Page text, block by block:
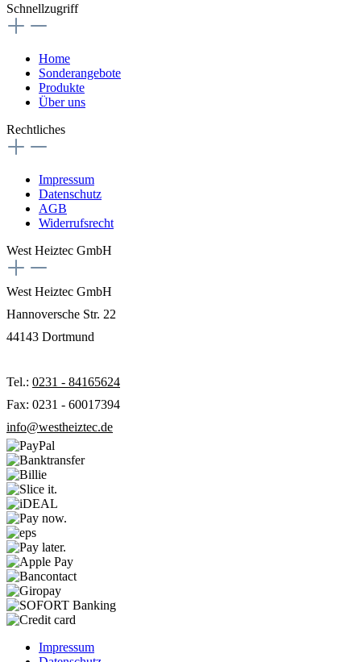
Schnellzugriff
Home
Sonderangebote
Produkte
Über uns
Rechtliches
Impressum
Datenschutz
AGB
Widerrufsrecht
West Heiztec GmbH
West Heiztec GmbH
Hannoversche Str. 22
44143 Dortmund
Tel.: 0231 - 84165624
Fax: 0231 - 60017394
info@westheiztec.de
Impressum